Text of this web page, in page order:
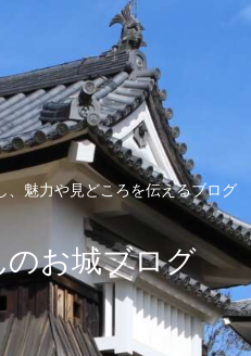
、魅力や見どころを伝えるブログ
お城ブログ